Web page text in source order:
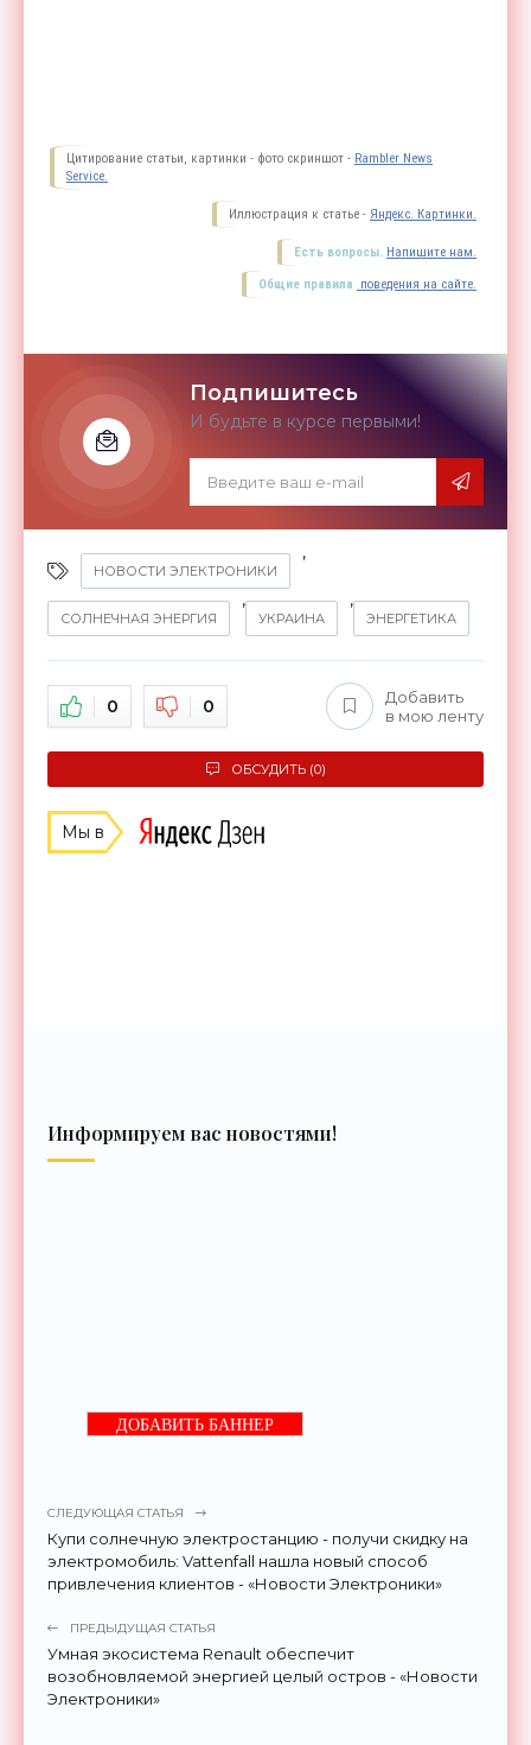
Цитирование статьи, картинки - фото скриншот - Rambler News
Service.
Иллюстрация к статье - Яндекс. Картинки.
Есть вопросы. Напишите нам.
Общие правила поведения на сайте.
Подпишитесь
И будьте в курсе первыми!
НОВОСТИ ЭЛЕКТРОНИКИ
,
СОЛНЕЧНАЯ ЭНЕРГИЯ
,
УКРАИНА
,
ЭНЕРГЕТИКА
0 0
Добавить
в мою ленту
ОБСУДИТЬ (0)
Мы в
Информируем вас новостями!
ДОБАВИТЬ БАННЕР
СЛЕДУЮЩАЯ СТАТЬЯ
Купи солнечную электростанцию - получи скидку на
электромобиль: Vattenfall нашла новый способ
привлечения клиентов - «Новости Электроники»
ПРЕДЫДУЩАЯ СТАТЬЯ
Умная экосистема Renault обеспечит
возобновляемой энергией целый остров - «Новости
Электроники»